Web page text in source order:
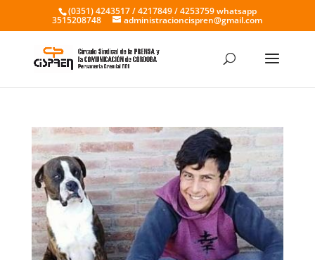
(0351) 4243517 / 4217849 / 4253759 whatsapp
3515208748 administracioncispren@gmail.com